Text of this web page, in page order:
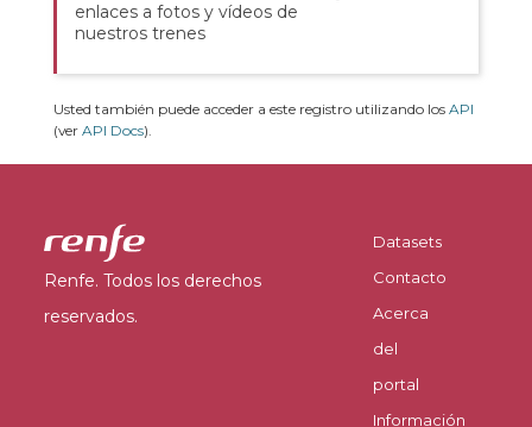
enlaces a fotos y vídeos de
nuestros trenes
Usted también puede acceder a este registro utilizando los API
(ver API Docs).
Renfe. Todos los derechos
reservados.
Datasets
Contacto
Acerca
del
portal
Información